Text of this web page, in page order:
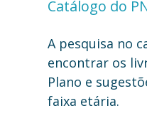
Catálogo do
A pesquisa no
encontrar os
Plano e
faixa etária.